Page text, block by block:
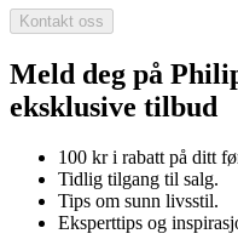
Kontakt oss
Meld deg på
eksklusive tilbud
100 kr i rabatt på ditt
Tidlig tilgang til salg.
Tips om sunn livsstil.
Eksperttips og